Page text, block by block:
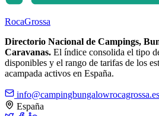
RocaGrossa
Directorio Nacional de Campings,
Caravanas. El índice consolida el tipo
disponibles y el rango de tarifas de los
acampada activos en España.
info@campingbungalowrocagrossa.es
España